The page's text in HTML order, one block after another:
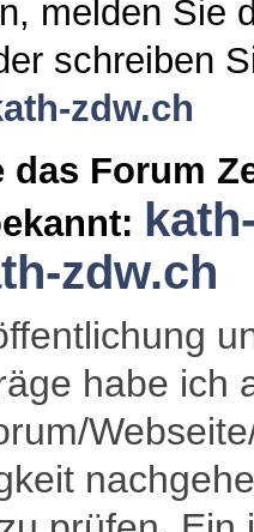
melden Sie
schreiben
zdw.ch
das Forum
zdw.ch
habe ich